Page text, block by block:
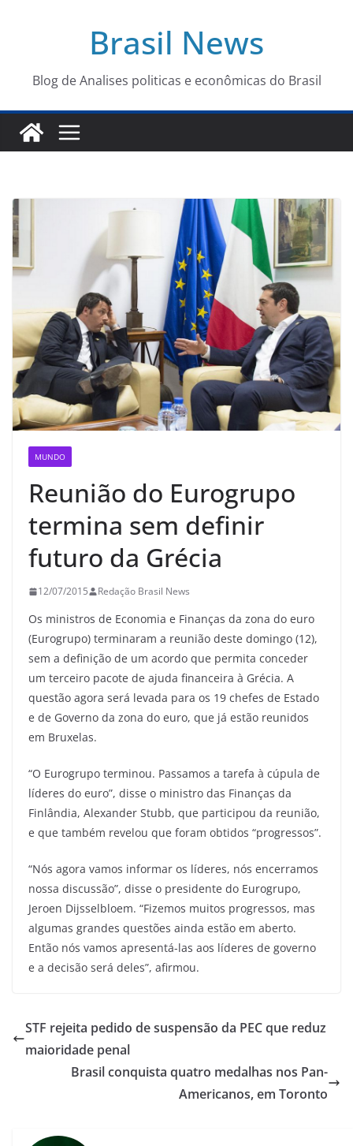
conteúdo
Brasil News
Blog de Analises politicas e econômicas do Brasil
MUNDO
Reunião do Eurogrupo
termina sem definir
futuro da Grécia
12/07/2015 Redação Brasil News
Os ministros de Economia e Finanças da zona do euro
(Eurogrupo) terminaram a reunião deste domingo (12),
sem a definição de um acordo que permita conceder
um terceiro pacote de ajuda financeira à Grécia. A
questão agora será levada para os 19 chefes de Estado
e de Governo da zona do euro, que já estão reunidos
em Bruxelas.
“O Eurogrupo terminou. Passamos a tarefa à cúpula de
líderes do euro”, disse o ministro das Finanças da
Finlândia, Alexander Stubb, que participou da reunião,
e que também revelou que foram obtidos “progressos”.
“Nós agora vamos informar os líderes, nós encerramos
nossa discussão”, disse o presidente do Eurogrupo,
Jeroen Dijsselbloem. “Fizemos muitos progressos, mas
algumas grandes questões ainda estão em aberto.
Então nós vamos apresentá-las aos líderes de governo
e a decisão será deles”, afirmou.
STF rejeita pedido de suspensão da PEC que reduz
maioridade penal
Brasil conquista quatro medalhas nos Pan-
Americanos, em Toronto